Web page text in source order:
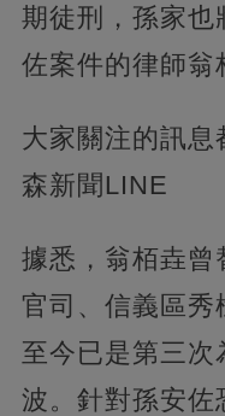
期徒刑，孫家也
佐案件的律師翁
大家關注的訊息
森新聞LINE
據悉，翁栢垚曾
官司、信義區秀
至今已是第三次
波。針對孫安佐